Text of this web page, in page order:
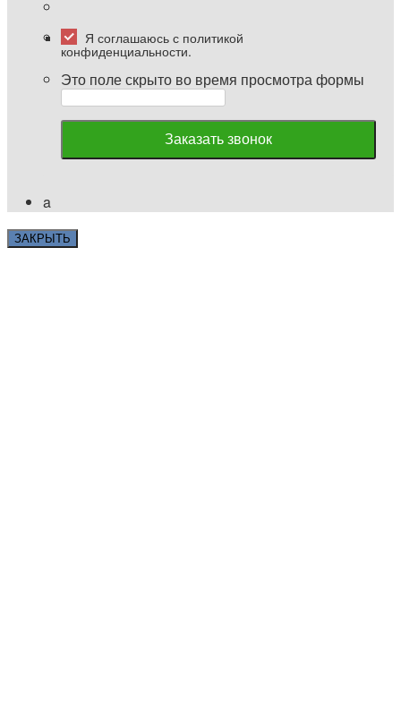
Я соглашаюсь с политикой
конфиденциальности.
Это поле скрыто во время просмотра формы
a
ЗАКРЫТЬ